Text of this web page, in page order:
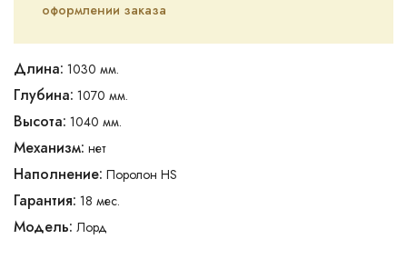
оформлении заказа
Длина: 1030 мм.
Глубина: 1070 мм.
Высота: 1040 мм.
Механизм: нет
Наполнение: Поролон HS
Гарантия: 18 мес.
Модель: Лорд